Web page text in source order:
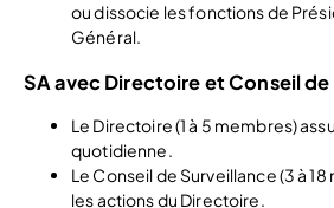
ou dissocie les fonctions de
Général.​
SA avec Directoire et Conseil
Le Directoire (1 à 5 membres)
quotidienne.​
Le Conseil de Surveillance (3 à
les actions du Directoire.​